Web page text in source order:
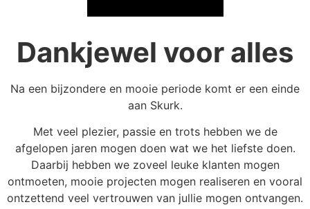
Dankjewel voor alles
Na een bijzondere en mooie periode komt er een einde
aan Skurk.
Met veel plezier, passie en trots hebben we de
afgelopen jaren mogen doen wat we het liefste doen.
Daarbij hebben we zoveel leuke klanten mogen
ontmoeten, mooie projecten mogen realiseren en vooral
ontzettend veel vertrouwen van jullie mogen ontvangen.